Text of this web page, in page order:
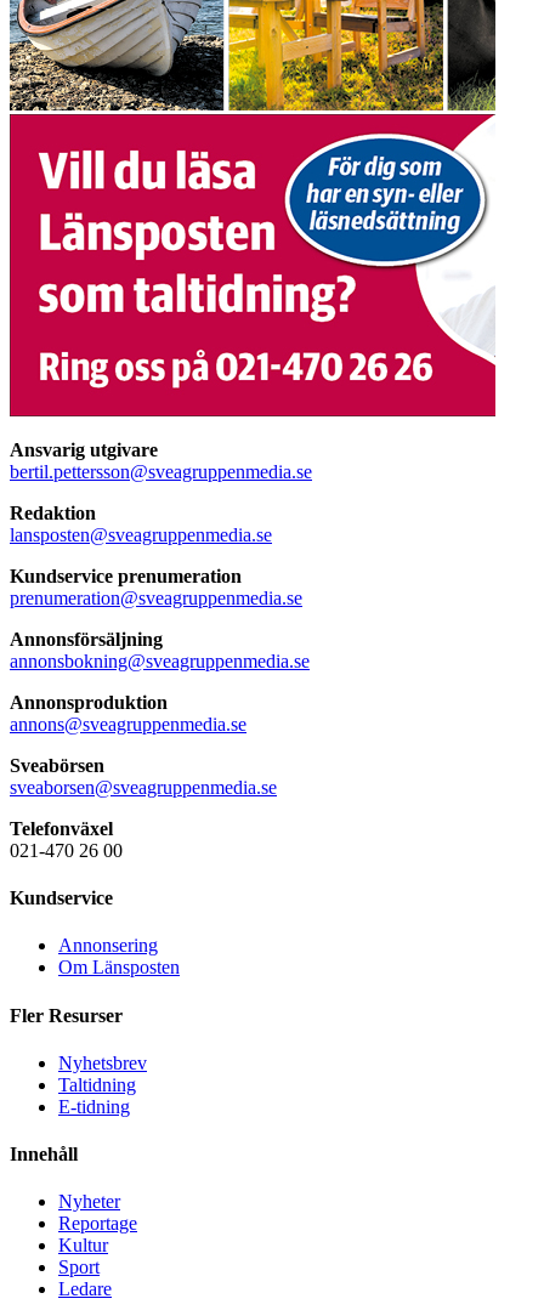
Ansvarig utgivare
bertil.pettersson@sveagruppenmedia.se
Redaktion
lansposten@sveagruppenmedia.se
Kundservice prenumeration
prenumeration@sveagruppenmedia.se
Annonsförsäljning
annonsbokning@sveagruppenmedia.se
Annonsproduktion
annons@sveagruppenmedia.se
Sveabörsen
sveaborsen@sveagruppenmedia.se
Telefonväxel
021-470 26 00
Kundservice
Annonsering
Om Länsposten
Fler Resurser
Nyhetsbrev
Taltidning
E-tidning
Innehåll
Nyheter
Reportage
Kultur
Sport
Ledare